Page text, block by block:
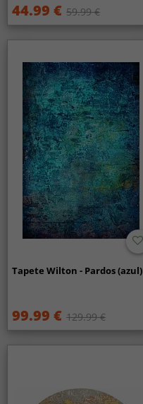
44.99 € 59.99 €
Tapete Wilton - Pardos (azul)
99.99 € 129.99 €